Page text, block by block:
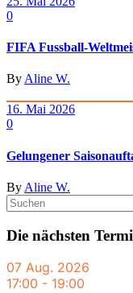
0
FIFA Fussball-
ByAline W.
16. Mai 2026
0
Gelungener
By Aline W.
Die nächsten
07 Aug. 2026
17:00 - 19:00